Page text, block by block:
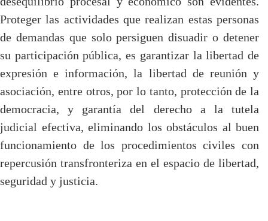
Proteger las actividades que realizan estas personas
de demandas que solo persiguen disuadir o detener
su participación pública, es garantizar la libertad de
expresión e información, la libertad de reunión y
asociación, entre otros, por lo tanto, protección de la
democracia, y garantía del derecho a la tutela
judicial efectiva, eliminando los obstáculos al buen
funcionamiento de los procedimientos civiles con
repercusión transfronteriza en el espacio de libertad,
seguridad y justicia.